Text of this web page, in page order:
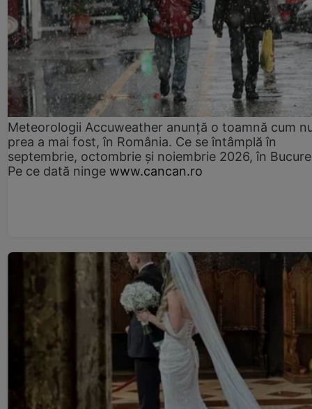
Meteorologii Accuweather anunță o toamnă cum
prea a mai fost, în România. Ce se întâmplă în
septembrie, octombrie și noiembrie 2026, în
Pe ce dată ninge www.cancan.ro